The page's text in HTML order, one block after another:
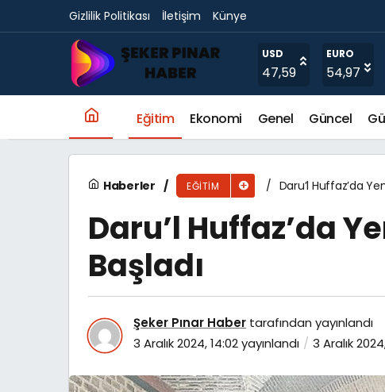
Gizlilik Politikası İletişim Künye
USD
47,59
EURO
54,97
Eğitim Ekonomi Genel Güncel
Haberler EĞITIM Daru’l Huffaz’da
Daru’l Huffaz’da
Başladı
Şeker Pınar Haber tarafından yayınlandı
3 Aralık 2024, 14:02yayınlandı 3 Aralık
Üsküdar Belediyesi’nden Üniversiteyi